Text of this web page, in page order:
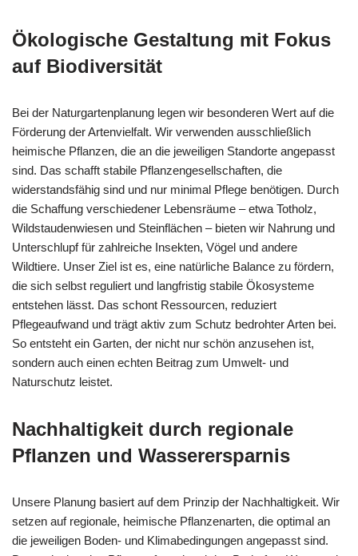
Ökologische Gestaltung mit Fokus
auf Biodiversität
Bei der Naturgartenplanung legen wir besonderen Wert auf die
Förderung der Artenvielfalt. Wir verwenden ausschließlich
heimische Pflanzen, die an die jeweiligen Standorte angepasst
sind. Das schafft stabile Pflanzengesellschaften, die
widerstandsfähig sind und nur minimal Pflege benötigen. Durch
die Schaffung verschiedener Lebensräume – etwa Totholz,
Wildstaudenwiesen und Steinflächen – bieten wir Nahrung und
Unterschlupf für zahlreiche Insekten, Vögel und andere
Wildtiere. Unser Ziel ist es, eine natürliche Balance zu fördern,
die sich selbst reguliert und langfristig stabile Ökosysteme
entstehen lässt. Das schont Ressourcen, reduziert
Pflegeaufwand und trägt aktiv zum Schutz bedrohter Arten bei.
So entsteht ein Garten, der nicht nur schön anzusehen ist,
sondern auch einen echten Beitrag zum Umwelt- und
Naturschutz leistet.
Nachhaltigkeit durch regionale
Pflanzen und Wasserersparnis
Unsere Planung basiert auf dem Prinzip der Nachhaltigkeit. Wir
setzen auf regionale, heimische Pflanzenarten, die optimal an
die jeweiligen Boden- und Klimabedingungen angepasst sind.